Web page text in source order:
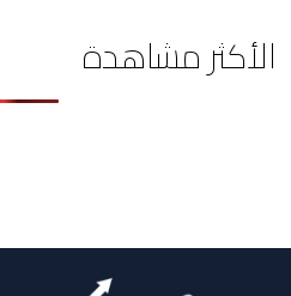
الأكثر مشاهدة